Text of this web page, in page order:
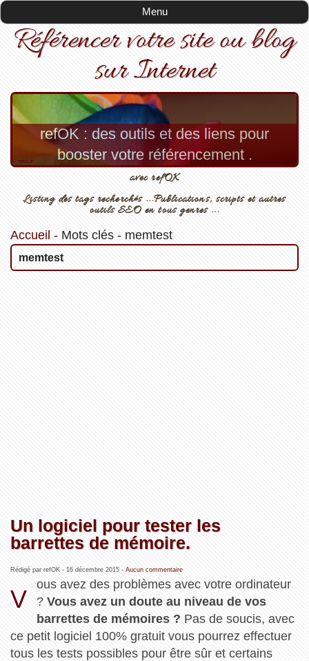
Menu
Référencer votre site ou blog
sur Internet
refOK : des outils et des liens pour
booster votre référencement .
avec refOK
Listing des tags recherchés ...Publications, scripts et autres
outils SEO en tous genres ...
Accueil - Mots clés- memtest
memtest
Un logiciel pour tester les
barrettes de mémoire.
Rédigé par refOK - 16 décembre 2015- Aucun commentaire
V
ous avez des problèmes avec votre ordinateur
?Vous avez un doute au niveau de vos
barrettes de mémoires ? Pas de soucis, avec
ce petit logiciel 100% gratuit vous pourrez effectuer
tous les tests possibles pour être sûr et certains